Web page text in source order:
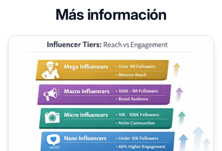
Más información
Por qué los micro y nano influencers son importantes para